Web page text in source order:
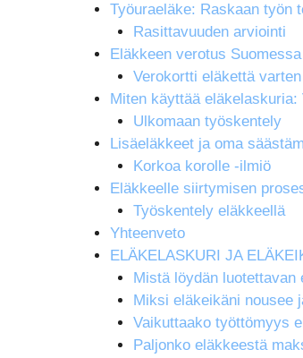
Työuraeläke: Raskaan työn
Rasittavuuden arviointi
Eläkkeen verotus Suomessa
Verokortti eläkettä varten
Miten käyttää eläkelaskuria:
Ulkomaan työskentely
Lisäeläkkeet ja oma
Korkoa korolle -ilmiö
Eläkkeelle siirtymisen
Työskentely eläkkeellä
Yhteenveto
ELÄKELASKURI JA
Mistä löydän luotettavan
Miksi eläkeikäni nousee
Vaikuttaako työttömyys
Paljonko eläkkeestä